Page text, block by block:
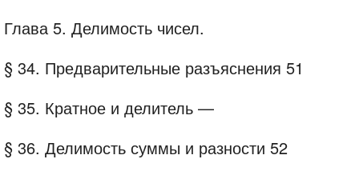
Глава 5. Делимость чисел.
§ 34. Предварительные разъяснения 51
§ 35. Кратное и делитель —
§ 36. Делимость суммы и разности 52